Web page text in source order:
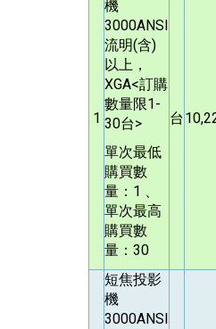
1
機
3000ANSI
流明(含)
以上，
XGA<訂購
數量限1-
30台>
單次最低
購買數
量：1 、
單次最高
購買數
量：30
台
短焦投影
機
3000ANSI